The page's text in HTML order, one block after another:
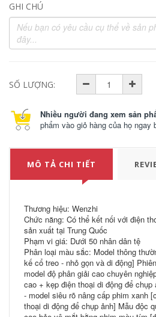
GHI CHÚ
SỐ LƯỢNG:
Nhiều người đang xem sản
phẩm vào giỏ hàng của họ ngay
MÔ TẢ CHI TIẾT
Thương hiệu: Wenzhi
Chức năng: Có thể kết nối với điện
sản xuất tại Trung Quốc
Phạm vi giá: Dưới 50 nhân dân tệ
Phân loại màu sắc: Model thông
kế cổ treo - nhỏ gọn và di động]
model độ phân giải cao chuyên
cao + kẹp điện thoại di động để chụp
- model siêu rõ nâng cấp phim xanh
thoại di động để chụp ảnh] Mẫu độc